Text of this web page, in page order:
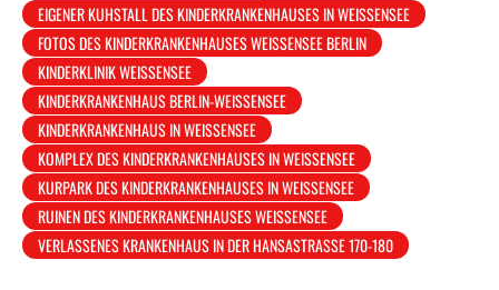
EIGENER KUHSTALL DES KINDERKRANKENHAUSES IN WEISSENSEE
FOTOS DES KINDERKRANKENHAUSES WEISSENSEE BERLIN
KINDERKLINIK WEISSENSEE
KINDERKRANKENHAUS BERLIN-WEISSENSEE
KINDERKRANKENHAUS IN WEISSENSEE
KOMPLEX DES KINDERKRANKENHAUSES IN WEISSENSEE
KURPARK DES KINDERKRANKENHAUSES IN WEISSENSEE
RUINEN DES KINDERKRANKENHAUSES WEISSENSEE
VERLASSENES KRANKENHAUS IN DER HANSASTRASSE 170-180